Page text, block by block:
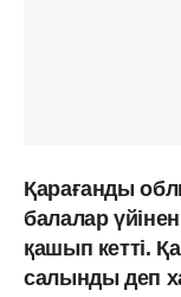
Қарағанды
балалар
қашып кетті.
салынды деп